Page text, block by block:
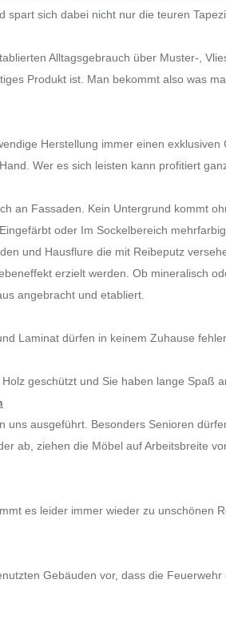
spart sich dabei nicht nur die teuren
Alltagsgebrauch über Muster-,
Produkt ist. Man bekommt also was
Herstellung immer einen
Wer es sich leisten kann profitiert
an Fassaden. Kein Untergrund kommt
oder Im Sockelbereich
und Hausflure die mit Reibeputz
erzielt werden. Ob mineralisch
angebracht und etabliert.
Laminat dürfen in keinem Zuhause
geschützt und Sie haben lange Spaß
uns ausgeführt. Besonders Senioren
ab, ziehen die Möbel auf Arbeitsbreite
es leider immer wieder zu unschönen
Gebäuden vor, dass die